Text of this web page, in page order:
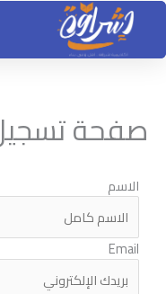
تخطي
المحتوى
صفحة
الاسم
Email